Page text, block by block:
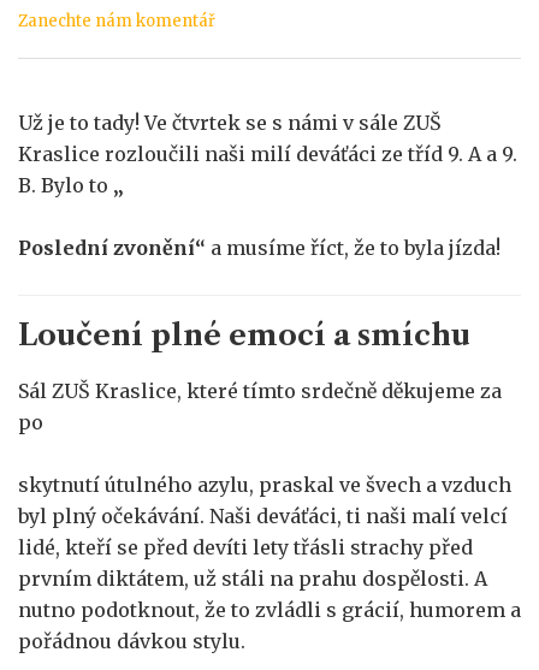
Zanechte nám komentář
Už je to tady! Ve čtvrtek se s námi v sále ZUŠ
Kraslice rozloučili naši milí deváťáci ze tříd 9. A a 9.
B. Bylo to „
Poslední zvonění“ a musíme říct, že to byla jízda!
Loučení plné emocí a smíchu
Sál ZUŠ Kraslice, které tímto srdečně děkujeme za
po
skytnutí útulného azylu, praskal ve švech a vzduch
byl plný očekávání. Naši deváťáci, ti naši malí velcí
lidé, kteří se před devíti lety třásli strachy před
prvním diktátem, už stáli na prahu dospělosti. A
nutno podotknout, že to zvládli s grácií, humorem a
pořádnou dávkou stylu.